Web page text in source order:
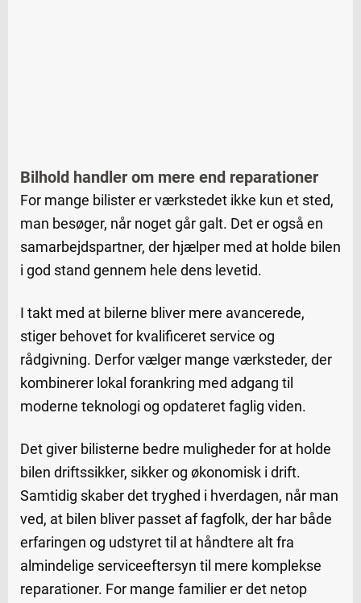
Bilhold handler om mere end reparationer
For mange bilister er værkstedet ikke kun et sted,
man besøger, når noget går galt. Det er også en
samarbejdspartner, der hjælper med at holde bilen
i god stand gennem hele dens levetid.
I takt med at bilerne bliver mere avancerede,
stiger behovet for kvalificeret service og
rådgivning. Derfor vælger mange værksteder, der
kombinerer lokal forankring med adgang til
moderne teknologi og opdateret faglig viden.
Det giver bilisterne bedre muligheder for at holde
bilen driftssikker, sikker og økonomisk i drift.
Samtidig skaber det tryghed i hverdagen, når man
ved, at bilen bliver passet af fagfolk, der har både
erfaringen og udstyret til at håndtere alt fra
almindelige serviceeftersyn til mere komplekse
reparationer. For mange familier er det netop